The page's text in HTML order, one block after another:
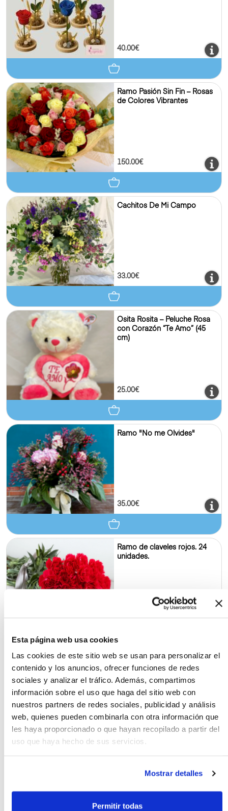
Esta página web usa cookies
Las cookies de este sitio web se usan para personalizar el
contenido y los anuncios, ofrecer funciones de redes
sociales y analizar el tráfico. Además, compartimos
información sobre el uso que haga del sitio web con
nuestros partners de redes sociales, publicidad y análisis
web, quienes pueden combinarla con otra información que
les haya proporcionado o que hayan recopilado a partir del
uso que haya hecho de sus servicios.
Mostrar detalles
Permitir todas
40.00€
Ramo Pasión Sin Fin – Rosas
de Colores Vibrantes
150.00€
Cachitos De Mi Campo
33.00€
Osita Rosita – Peluche Rosa
con Corazón “Te Amo” (45
cm)
25.00€
Ramo "No me Olvides"
35.00€
Ramo de claveles rojos. 24
unidades.
Ramo de Girasoles premium
35.00€
Ramo de Margaritas Variadas